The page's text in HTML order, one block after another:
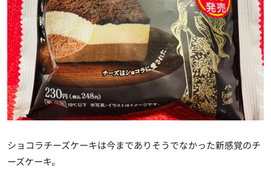
ショコラチーズケーキは今までありそうでなかった新感覚のチ
ーズケーキ。